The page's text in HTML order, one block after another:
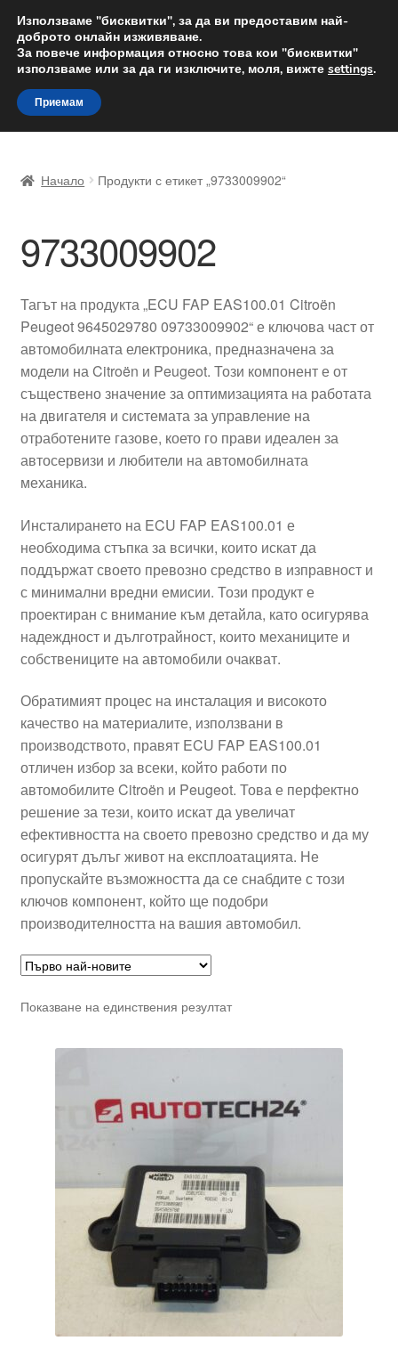
ДОСТАВКА от 12 лв.
Доставка по целия свят
Skip
to
navigation
Skip
to
content
Доставка по целия свят
Жалби
Количка
Контакт
Моята сметка
Плащанията
Политика за поверителност
Правила и условия
Процедура за рекламации
Разгледайте
Транспорт
Начало Продукти с етикет „9733009902“
9733009902
Тагът на продукта „ECU FAP EAS100.01 Citroën
Peugeot 9645029780 09733009902“ е ключова част от
автомобилната електроника, предназначена за
модели на Citroën и Peugeot. Този компонент е от
съществено значение за оптимизацията на работата
на двигателя и системата за управление на
отработените газове, което го прави идеален за
автосервизи и любители на автомобилната
механика.
Инсталирането на ECU FAP EAS100.01 е
необходима стъпка за всички, които искат да
поддържат своето превозно средство в изправност и
с минимални вредни емисии. Този продукт е
проектиран с внимание към детайла, като осигурява
надеждност и дълготрайност, които механиците и
собствениците на автомобили очакват.
Обратимият процес на инсталация и високото
качество на материалите, използвани в
производството, правят ECU FAP EAS100.01
отличен избор за всеки, който работи по
автомобилите Citroën и Peugeot. Това е перфектно
решение за тези, които искат да увеличат
ефективността на своето превозно средство и да му
осигурят дълъг живот на експлоатацията. Не
пропускайте възможността да се снабдите с този
ключов компонент, който ще подобри
производителността на вашия автомобил.
Показване на единствения резултат
Използваме "бисквитки", за да ви предоставим най-
доброто онлайн изживяване.
За повече информация относно това кои "бисквитки"
използваме или за да ги изключите, моля, вижте settings.
Приемам